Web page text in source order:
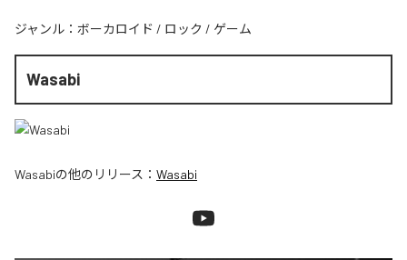
ジャンル： ボーカロイド / ロック / ゲーム
Wasabi
Wasabiの他のリリース： Wasabi